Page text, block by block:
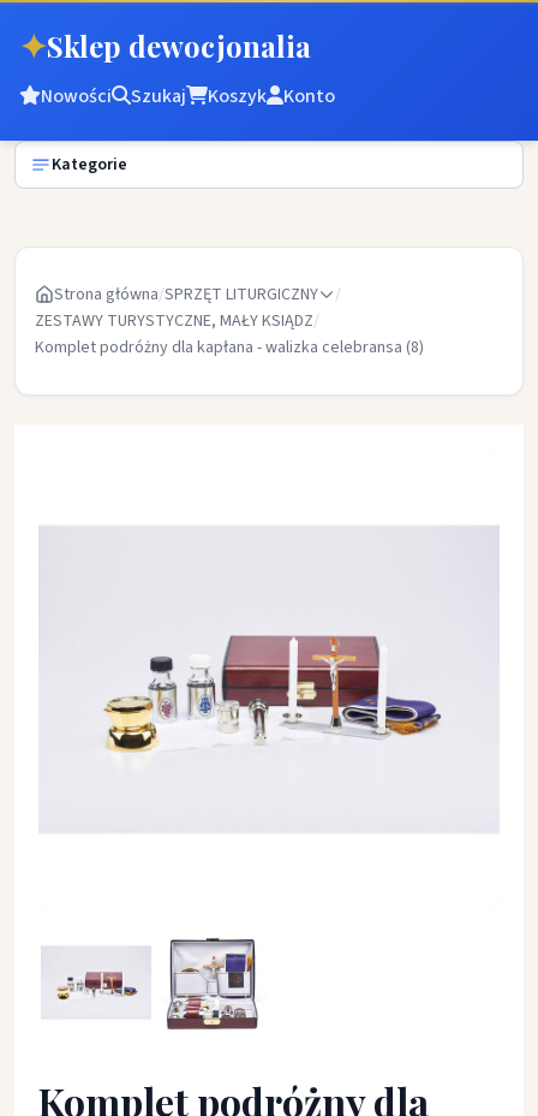
✦Sklep dewocjonalia
Nowości Szukaj Koszyk Konto
Kategorie
Strona główna/SPRZĘT LITURGICZNY
/
ZESTAWY TURYSTYCZNE, MAŁY KSIĄDZ/
Komplet podróżny dla kapłana - walizka celebransa (8)
Komplet podróżny dla